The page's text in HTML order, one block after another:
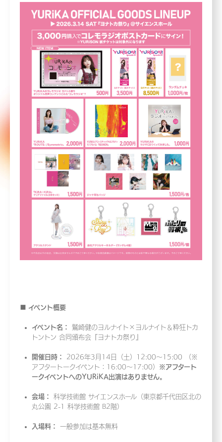
■ イベント概要
イベント名：
鷲崎健のヨルナイト×ヨルナイト＆粋狂トカ
トントン 合同頒布会『ヨナトカ祭り』
開催日時：
2026年3月14日（土）12:00〜15:00 （※
アフタートークイベント：16:00〜17:00） ※アフタート
ークイベントへのYURiKA出演はありません。
会場：
科学技術館 サイエンスホール（東京都千代田区北の
丸公園 2-1 科学技術館 B2階）
入場料： 一般参加は基本無料